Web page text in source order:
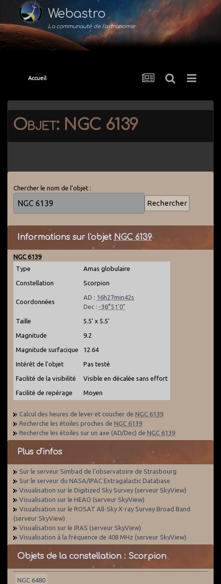
Webastro
La communauté de l'astronomie
Accueil
Objet: NGC 6139
Chercher le nom de l'objet :
Informations sur l'objet NGC 6139
NGC 6139
Type
Amas globulaire
Constellation Scorpion
Coordonnées
AD : 16h27min42s
Dec : -38°51'0"
Taille 5.5' x 5.5'
Magnitude 9.2
Magnitude surfacique 12.64
Intérêt de l'objet Pas testé
Facilité de la visibilité Visible en décalée sans effort
Facilité de repérage Moyen
Calcul des heures de lever et coucher de NGC 6139
Recherche les étoiles proches de NGC 6139
Recherche les étoiles sur un axe (AD/Dec) de NGC 6139
Plus d'infos
Sur le serveur Simbad de l'observatoire de Strasbourg
Sur le serveur du NASA/IPAC Extragalactic Database
Visualisation sur le Digitized Sky Survey (serveur SkyView)
Visualisation sur le HEAO (serveur SkyView)
Visualisation sur le ROSAT All-Sky X-ray Survey Broad Band
(serveur SkyView)
Visualisation sur le IRAS (serveur SkyView)
Visualisation à la fréquence de 408 MHz (serveur SkyView)
Objets de la constellation : Scorpion
NGC 6480